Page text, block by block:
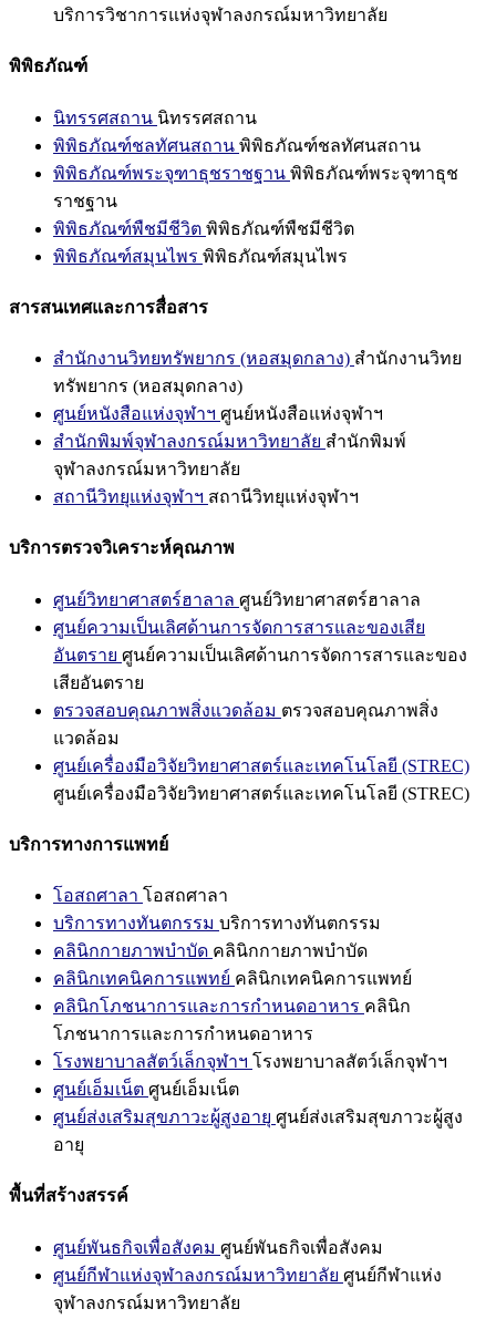
บริการวิชาการแห่งจุฬาลงกรณ์มหาวิทยาลัย
พิพิธภัณฑ์
นิทรรศสถาน นิทรรศสถาน
พิพิธภัณฑ์ชลทัศนสถาน พิพิธภัณฑ์ชลทัศนสถาน
พิพิธภัณฑ์พระจุฑาธุชราชฐาน พิพิธภัณฑ์พระจุฑาธุช
ราชฐาน
พิพิธภัณฑ์พืชมีชีวิต พิพิธภัณฑ์พืชมีชีวิต
พิพิธภัณฑ์สมุนไพร พิพิธภัณฑ์สมุนไพร
สารสนเทศและการสื่อสาร
สำนักงานวิทยทรัพยากร (หอสมุดกลาง) สำนักงานวิทย
ทรัพยากร (หอสมุดกลาง)
ศูนย์หนังสือแห่งจุฬาฯ ศูนย์หนังสือแห่งจุฬาฯ
สำนักพิมพ์จุฬาลงกรณ์มหาวิทยาลัย สำนักพิมพ์
จุฬาลงกรณ์มหาวิทยาลัย
สถานีวิทยุแห่งจุฬาฯ สถานีวิทยุแห่งจุฬาฯ
บริการตรวจวิเคราะห์คุณภาพ
ศูนย์วิทยาศาสตร์ฮาลาล ศูนย์วิทยาศาสตร์ฮาลาล
ศูนย์ความเป็นเลิศด้านการจัดการสารและของเสีย
อันตราย ศูนย์ความเป็นเลิศด้านการจัดการสารและของ
เสียอันตราย
ตรวจสอบคุณภาพสิ่งแวดล้อม ตรวจสอบคุณภาพสิ่ง
แวดล้อม
ศูนย์เครื่องมือวิจัยวิทยาศาสตร์และเทคโนโลยี (STREC)
ศูนย์เครื่องมือวิจัยวิทยาศาสตร์และเทคโนโลยี (STREC)
บริการทางการแพทย์
โอสถศาลา โอสถศาลา
บริการทางทันตกรรม บริการทางทันตกรรม
คลินิกกายภาพบำบัด คลินิกกายภาพบำบัด
คลินิกเทคนิคการแพทย์ คลินิกเทคนิคการแพทย์
คลินิกโภชนาการและการกำหนดอาหาร คลินิก
โภชนาการและการกำหนดอาหาร
โรงพยาบาลสัตว์เล็กจุฬาฯ โรงพยาบาลสัตว์เล็กจุฬาฯ
ศูนย์เอ็มเน็ต ศูนย์เอ็มเน็ต
ศูนย์ส่งเสริมสุขภาวะผู้สูงอายุ ศูนย์ส่งเสริมสุขภาวะผู้สูง
อายุ
พื้นที่สร้างสรรค์
ศูนย์พันธกิจเพื่อสังคม ศูนย์พันธกิจเพื่อสังคม
ศูนย์กีฬาแห่งจุฬาลงกรณ์มหาวิทยาลัย ศูนย์กีฬาแห่ง
จุฬาลงกรณ์มหาวิทยาลัย